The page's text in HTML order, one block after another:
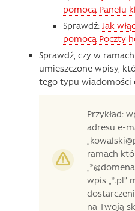
pomocą Panelu
Sprawdź: Jak
pomocą Poczty
Sprawdź, czy w
umieszczone wpisy,
tego typu wiadomości
Przykład:
adresu e-
ramach
wpis „*.pl”
na Twoją